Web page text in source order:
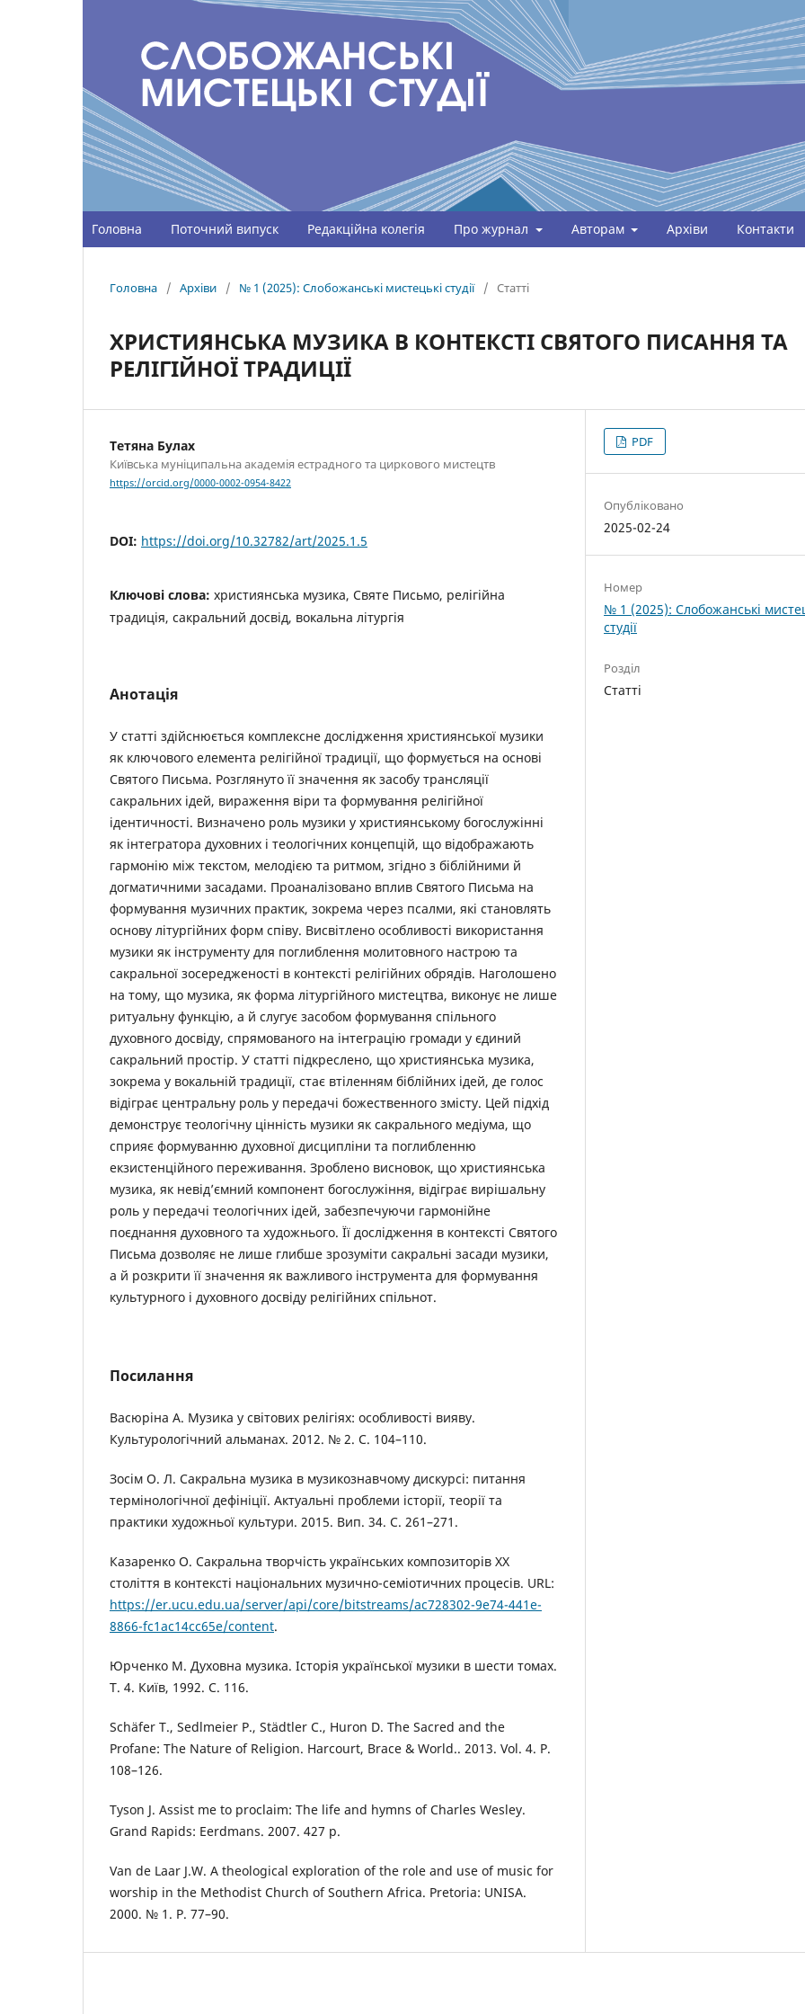
Головна Поточний випуск Редакційна колегія Про журнал Авторам Архіви Контакти
Головна / Архіви / № 1 (2025): Слобожанські мистецькі студії / Статті
ХРИСТИЯНСЬКА МУЗИКА В КОНТЕКСТІ СВЯТОГО ПИСАННЯ ТА
РЕЛІГІЙНОЇ ТРАДИЦІЇ
Тетяна Булах
Київська муніципальна академія естрадного та циркового мистецтв
https://orcid.org/0000-0002-0954-8422
DOI: https://doi.org/10.32782/art/2025.1.5
Ключові слова: християнська музика, Святе Письмо, релігійна
традиція, сакральний досвід, вокальна літургія
Анотація
У статті здійснюється комплексне дослідження християнської музики
як ключового елемента релігійної традиції, що формується на основі
Святого Письма. Розглянуто її значення як засобу трансляції
сакральних ідей, вираження віри та формування релігійної
ідентичності. Визначено роль музики у християнському богослужінні
як інтегратора духовних і теологічних концепцій, що відображають
гармонію між текстом, мелодією та ритмом, згідно з біблійними й
догматичними засадами. Проаналізовано вплив Святого Письма на
формування музичних практик, зокрема через псалми, які становлять
основу літургійних форм співу. Висвітлено особливості використання
музики як інструменту для поглиблення молитовного настрою та
сакральної зосередженості в контексті релігійних обрядів. Наголошено
на тому, що музика, як форма літургійного мистецтва, виконує не лише
ритуальну функцію, а й слугує засобом формування спільного
духовного досвіду, спрямованого на інтеграцію громади у єдиний
сакральний простір. У статті підкреслено, що християнська музика,
зокрема у вокальній традиції, стає втіленням біблійних ідей, де голос
відіграє центральну роль у передачі божественного змісту. Цей підхід
демонструє теологічну цінність музики як сакрального медіума, що
сприяє формуванню духовної дисципліни та поглибленню
екзистенційного переживання. Зроблено висновок, що християнська
музика, як невід’ємний компонент богослужіння, відіграє вирішальну
роль у передачі теологічних ідей, забезпечуючи гармонійне
поєднання духовного та художнього. Її дослідження в контексті Святого
Письма дозволяє не лише глибше зрозуміти сакральні засади музики,
а й розкрити її значення як важливого інструмента для формування
культурного і духовного досвіду релігійних спільнот.
Посилання
Васюріна А. Музика у світових релігіях: особливості вияву.
Культурологічний альманах. 2012. № 2. С. 104–110.
Зосім О. Л. Сакральна музика в музикознавчому дискурсі: питання
термінологічної дефініції. Актуальні проблеми історії, теорії та
практики художньої культури. 2015. Вип. 34. С. 261–271.
Казаренко О. Сакральна творчість українських композиторів XX
століття в контексті національних музично-семіотичних процесів. URL:
https://er.ucu.edu.ua/server/api/core/bitstreams/ac728302-9e74-441e-
8866-fc1ac14cc65e/content.
Юрченко М. Духовна музика. Історія української музики в шести томах.
Т. 4. Київ, 1992. С. 116.
Schäfer T., Sedlmeier P., Städtler C., Huron D. The Sacred and the
Profane: The Nature of Religion. Harcourt, Brace & World.. 2013. Vol. 4. P.
108–126.
Tyson J. Assist me to proclaim: The life and hymns of Charles Wesley.
Grand Rapids: Eerdmans. 2007. 427 р.
Van de Laar J.W. A theological exploration of the role and use of music for
worship in the Methodist Church of Southern Africa. Pretoria: UNISA.
2000. № 1. P. 77–90.
PDF
Опубліковано
2025-02-24
Номер
№ 1 (2025): Слобожанські
студії
Розділ
Статті